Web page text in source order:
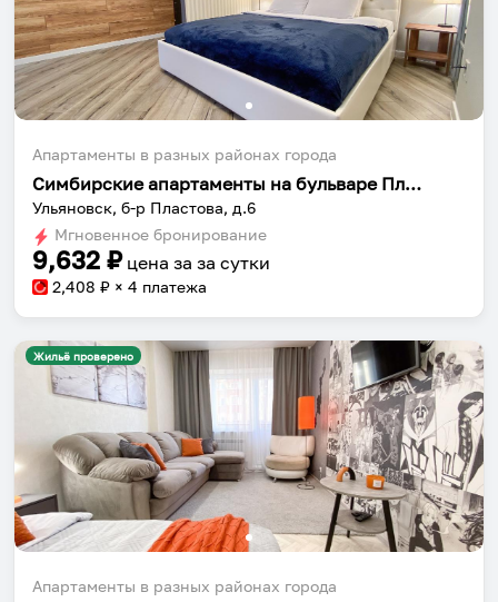
Апартаменты в разных районах города
Симбирские апартаменты на бульваре Пластова
Ульяновск, б-р Пластова, д.6
Мгновенное бронирование
9,632 ₽ цена за за сутки
2,408 ₽ × 4 платежа
Жильё проверено
Апартаменты в разных районах города
компанию и бронируй жильё в одном
приложении.
Установить приложение